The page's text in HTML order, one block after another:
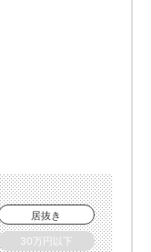
居抜き
30万円以下